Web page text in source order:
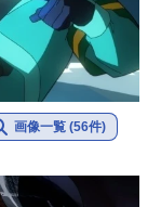
画像一覧 (56件)